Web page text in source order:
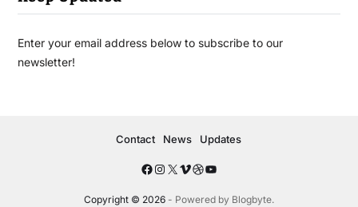
Enter your email address below to subscribe to our
newsletter!
Copyright © 2026- Powered by Blogbyte.
Contact News Updates